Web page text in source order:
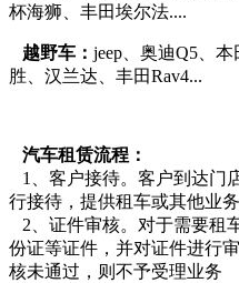
杯海狮、丰田埃尔法....
越野车： jeep、奥迪Q5、
胜、汉兰达、丰田Rav4...
汽车租赁流程：
1、客户接待。客户到达门
行接待，提供租车或其他业
2、证件审核。对于需要租
份证等证件，并对证件进行
核未通过，则不予受理业务